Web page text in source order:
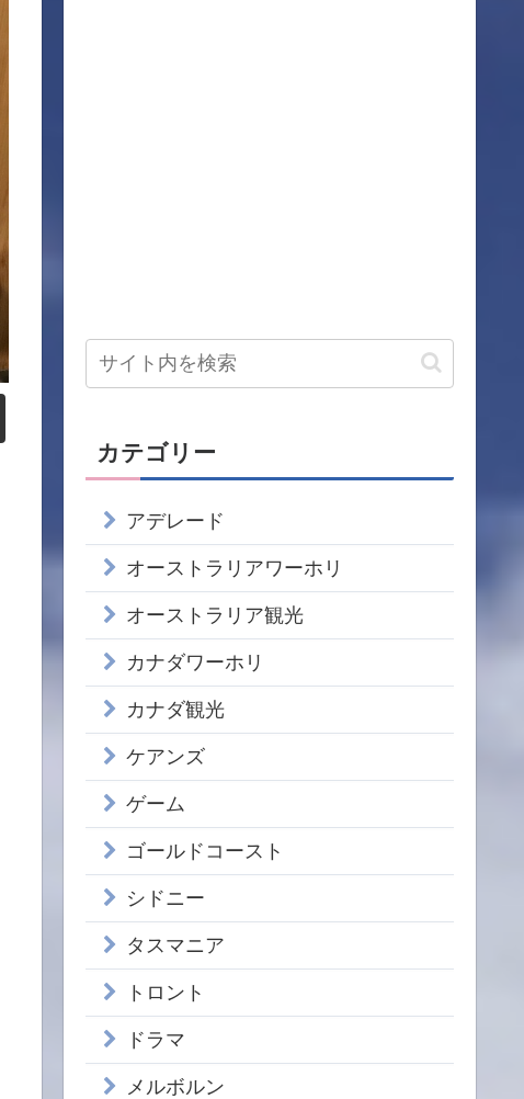
カテゴリー
アデレード
オーストラリアワーホリ
オーストラリア観光
カナダワーホリ
カナダ観光
ケアンズ
ゲーム
ゴールドコースト
シドニー
タスマニア
トロント
ドラマ
メルボルン